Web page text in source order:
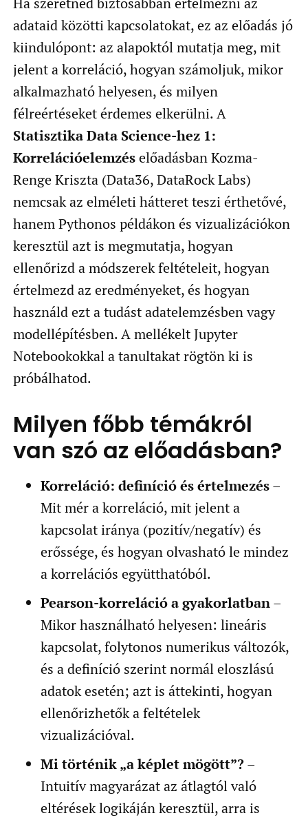
adataid közötti kapcsolatokat, ez az előadás jó
kiindulópont: az alapoktól mutatja meg, mit
jelent a korreláció, hogyan számoljuk, mikor
alkalmazható helyesen, és milyen
félreértéseket érdemes elkerülni. A
Statisztika Data Science-hez 1:
Korrelációelemzéselőadásban Kozma-
Renge Kriszta (Data36, DataRock Labs)
nemcsak az elméleti hátteret teszi érthetővé,
hanem Pythonos példákon és vizualizációkon
keresztül azt is megmutatja, hogyan
ellenőrizd a módszerek feltételeit, hogyan
értelmezd az eredményeket, és hogyan
használd ezt a tudást adatelemzésben vagy
modellépítésben. A mellékelt Jupyter
Notebookokkal a tanultakat rögtön ki is
próbálhatod.
Milyen főbb témákról
van szó az előadásban?
Korreláció: definíció és értelmezés–
Mit mér a korreláció, mit jelent a
kapcsolat iránya (pozitív/negatív) és
erőssége, és hogyan olvasható le mindez
a korrelációs együtthatóból.
Pearson-korreláció a gyakorlatban–
Mikor használható helyesen: lineáris
kapcsolat, folytonos numerikus változók,
és a definíció szerint normál eloszlású
adatok esetén; azt is áttekinti, hogyan
ellenőrizhetők a feltételek
vizualizációval.
Mi történik „a képlet mögött”?–
Intuitív magyarázat az átlagtól való
eltérések logikáján keresztül, arra is